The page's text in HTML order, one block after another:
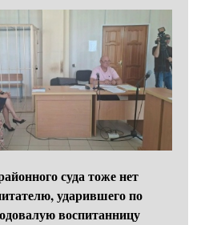
суда тоже нет
ударившего по
воспитанницу